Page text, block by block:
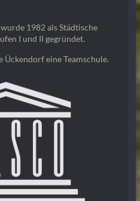
1982 als Städtische
I und II gegründet.
Ückendorf eine Teamschule.